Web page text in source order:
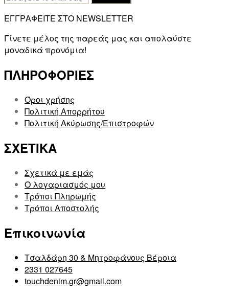
ΕΓΓΡΑΦΕΙΤΕ ΣΤΟ NEWSLETTER
Γίνετε μέλος της παρεάς μας και απολαύστε
μοναδικά προνόμια!
ΠΛΗΡΟΦΟΡΙΕΣ
Όροι χρήσης
Πολιτική Απορρήτου
Πολιτική Ακύρωσης/Επιστροφών
ΣΧΕΤΙΚΑ
Σχετικά με εμάς
Ο λογαριασμός μου
Τρόποι Πληρωμής
Τρόποι Αποστολής
Επικοινωνία
Τσαλδάρη 30 & Μητροφάνους Βέροια
2331 027645
touchdenim.gr@gmail.com